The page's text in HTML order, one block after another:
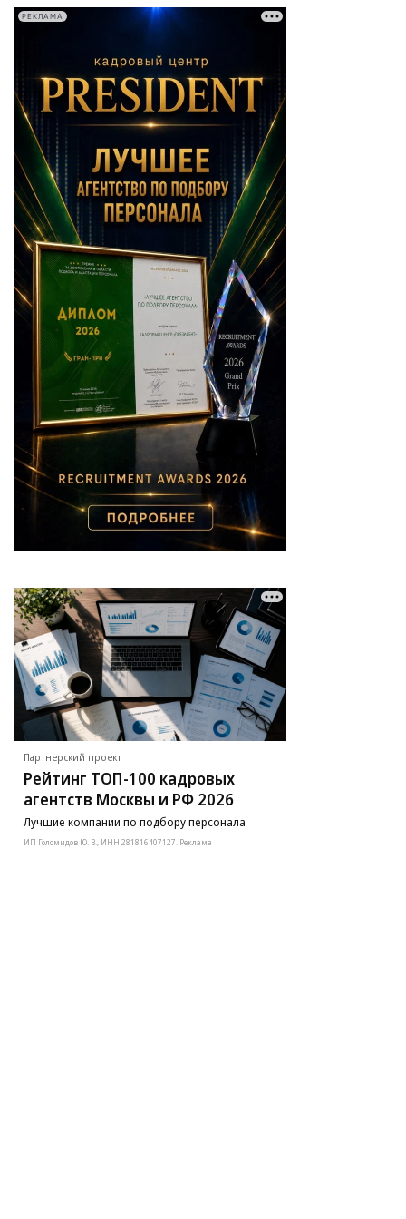
РЕКЛАМА
Партнерский проект
Рейтинг ТОП-100 кадровых
агентств Москвы и РФ 2026
Лучшие компании по подбору персонала
ИП Голомидов Ю. В., ИНН 281816407127. Реклама